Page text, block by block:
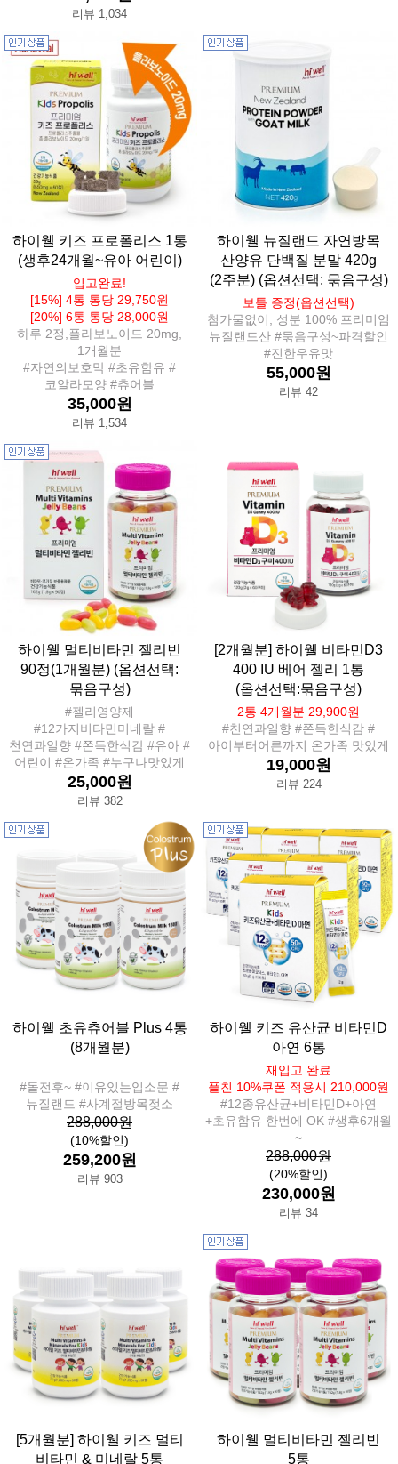
리뷰 1,034
하이웰 키즈 프로폴리스 1통
(생후24개월~유아 어린이)
입고완료!
[15%] 4통 통당 29,750원
[20%] 6통 통당 28,000원
하루 2정,플라보노이드 20mg,
1개월분
#자연의보호막 #초유함유 #
코알라모양 #츄어블
35,000원
리뷰 1,534
하이웰 뉴질랜드 자연방목
산양유 단백질 분말 420g
(2주분) (옵션선택: 묶음구성)
보틀 증정(옵션선택)
첨가물없이, 성분 100% 프리미엄
뉴질랜드산 #묶음구성~파격할인
#진한우유맛
55,000원
리뷰 42
하이웰 멀티비타민 젤리빈
90정(1개월분) (옵션선택:
묶음구성)
#젤리영양제
#12가지비타민미네랄 #
천연과일향 #쫀득한식감 #유아 #
어린이 #온가족 #누구나맛있게
25,000원
리뷰 382
[2개월분] 하이웰 비타민D3
400 IU 베어 젤리 1통
(옵션선택:묶음구성)
2통 4개월분 29,900원
#천연과일향 #쫀득한식감 #
아이부터어른까지 온가족 맛있게
19,000원
리뷰 224
하이웰 초유츄어블 Plus 4통
(8개월분)
#돌전후~ #이유있는입소문 #
뉴질랜드 #사계절방목젖소
288,000원
(10%할인)
259,200원
리뷰 903
하이웰 키즈 유산균 비타민D
아연 6통
재입고 완료
플친 10%쿠폰 적용시 210,000원
#12종유산균+비타민D+아연
+초유함유 한번에 OK #생후6개월
~
288,000원
(20%할인)
230,000원
리뷰 34
[5개월분] 하이웰 키즈 멀티
비타민 & 미네랄 5통
하이웰 멀티비타민 젤리빈
5통